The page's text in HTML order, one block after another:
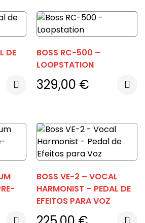
DE
BOSS RC-500 –
LOOPSTATION
329,00 €
BOSS VE-2 – VOCAL
HARMONIST – PEDAL DE
EFEITOS PARA VOZ